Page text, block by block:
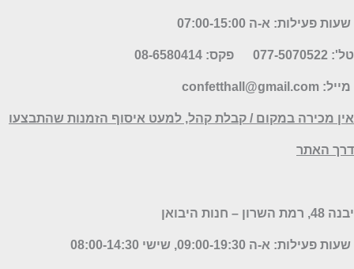
שעות פעילות: א-ה 07:00-15:00
077-5070522 פקס: 08-6580414
confetthall@gmail.com
מכירה במקום / קבלת קהל, למעט איסוף הזמנות שהתבצעו
האתר
רמת השרון – חנות היבואן
שעות פעילות: א-ה 09:00-19:30, שישי 08:00-14:30